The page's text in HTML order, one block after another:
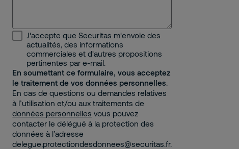
J'accepte que Securitas m'envoie des
actualités, des informations
commerciales et d'autres propositions
pertinentes par e-mail.
En soumettant ce formulaire, vous acceptez
le traitement de vos données personnelles.
En cas de questions ou demandes relatives
à l’utilisation et/ou aux traitements de
données personnelles vous pouvez
contacter le délégué à la protection des
données à l’adresse
delegue.protectiondesdonnees@securitas.fr.